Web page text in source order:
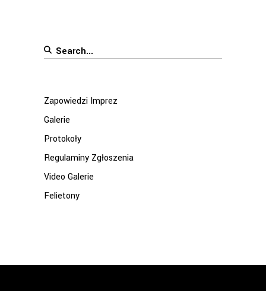
Search
Zapowiedzi Imprez
Galerie
Protokoły
Regulaminy Zgłoszenia
Video Galerie
Felietony